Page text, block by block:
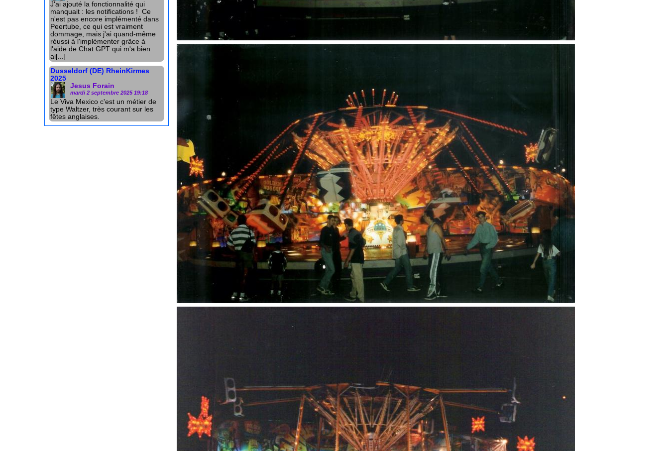
J'ai ajouté la fonctionnalité qui
manquait : les notifications ! Ce
n'est pas encore implémenté dans
Peertube, ce qui est vraiment
dommage, mais j'ai quand-même
réussi à l'implémenter grâce à
l'aide de Chat GPT qui m'a bien
ai[...]
Dusseldorf (DE) RheinKirmes
2025
Jesus Forain
mardi 2 septembre 2025 19:18
Le Viva Mexico c'est un métier de
type Waltzer, très courant sur les
fêtes anglaises.